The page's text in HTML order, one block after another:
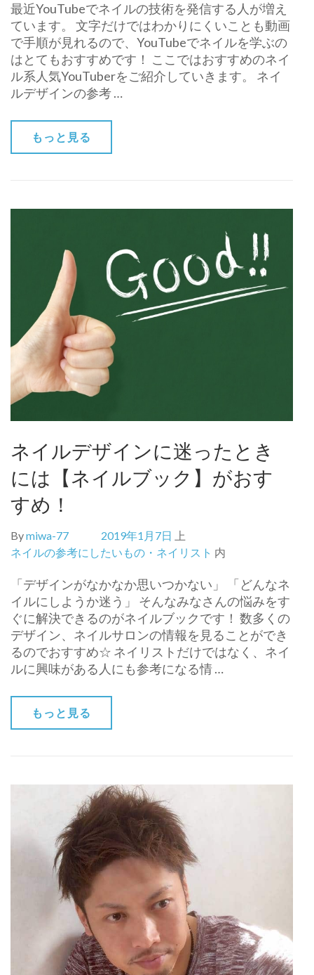
最近YouTubeでネイルの技術を発信する人が増え
ています。 文字だけではわかりにくいことも動画
で手順が見れるので、YouTubeでネイルを学ぶの
はとてもおすすめです！ ここではおすすめのネイ
ル系人気YouTuberをご紹介していきます。 ネイ
ルデザインの参考 …
もっと見る
ネイルデザインに迷ったとき
には【ネイルブック】がおす
すめ！
Bymiwa-77 2019年1月7日
上
ネイルの参考にしたいもの・ネイリスト 内
「デザインがなかなか思いつかない」 「どんなネ
イルにしようか迷う」 そんなみなさんの悩みをす
ぐに解決できるのがネイルブックです！ 数多くの
デザイン、ネイルサロンの情報を見ることができ
るのでおすすめ☆ ネイリストだけではなく、ネイ
ルに興味がある人にも参考になる情 …
もっと見る